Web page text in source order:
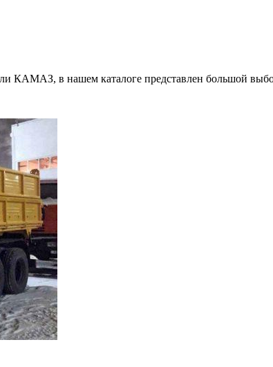
КАМАЗ, в нашем каталоге представлен большой